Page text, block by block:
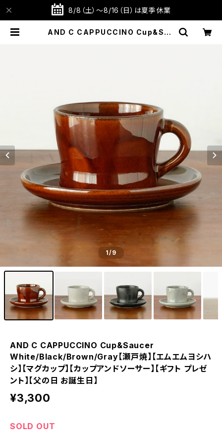
8/8（土）～8/16（日）は夏季休業
AND C CAPPUCCINO Cup&Sau
1/9
AND C CAPPUCCINO Cup&Saucer
White/Black/Brown/Gray【瀬戸焼】【エムエムヨシハ
シ】【マグカップ】【カップアンドソーサー】【ギフト プレゼ
ント】【父の日 お誕生日】
¥3,300
SOLD OUT